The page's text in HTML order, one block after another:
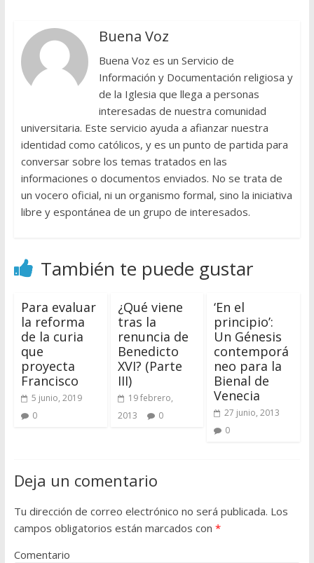
Buena Voz
Buena Voz es un Servicio de
Información y Documentación religiosa y
de la Iglesia que llega a personas
interesadas de nuestra comunidad
universitaria. Este servicio ayuda a afianzar nuestra
identidad como católicos, y es un punto de partida para
conversar sobre los temas tratados en las
informaciones o documentos enviados. No se trata de
un vocero oficial, ni un organismo formal, sino la iniciativa
libre y espontánea de un grupo de interesados.
También te puede gustar
Para evaluar
la reforma
de la curia
que
proyecta
Francisco
5 junio, 2019
0
¿Qué viene
tras la
renuncia de
Benedicto
XVI? (Parte
III)
19 febrero,
2013
0
‘En el
principio’:
Un Génesis
contemporá
neo para la
Bienal de
Venecia
27 junio, 2013
0
Deja un comentario
Tu dirección de correo electrónico no será publicada. Los
campos obligatorios están marcados con *
Comentario